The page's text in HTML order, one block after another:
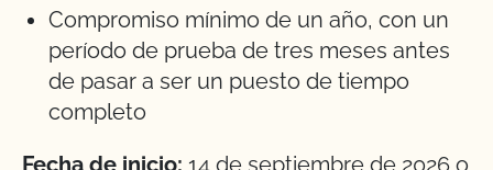
Compromiso mínimo de un año, con un
período de prueba de tres meses antes
de pasar a ser un puesto de tiempo
completo
Fecha de inicio: 14 de septiembre de 2026 o